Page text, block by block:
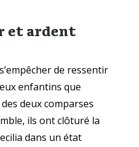
et ardent
de ressentir
enfantins que
deux comparses
ils ont clôturé la
dans un état